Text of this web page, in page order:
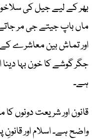
بھر کے لیے جیل کی
ماں باپ جیتے جی مر
اور تماش بین معاشرے
جگر گوشے کا خون بہا
ہے۔
قانون اور شریعت دونوں
واضح ہے۔ اسلام اور